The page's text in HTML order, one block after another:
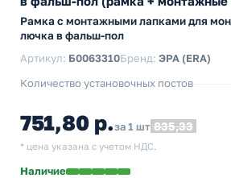
Рамка с монтажными лапками для
лючка в фальш-пол
Артикул: Б0063310Бренд: ЭРА (ERA)
Количество установочных постов
751,80 р.за 1 шт 835,33
* цена указана с учетом НДС.
Наличие